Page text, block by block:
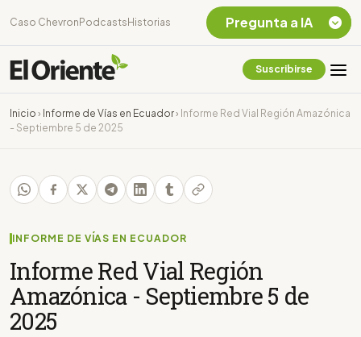
Caso Chevron Podcasts Historias
Suscribirse
Inicio › Informe de Vías en Ecuador› Informe Red Vial Región Amazónica
- Septiembre 5 de 2025
INFORME DE VÍAS EN ECUADOR
Informe Red Vial Región
Amazónica - Septiembre 5 de
2025
Pregunta a IA
Chevron Ecuador